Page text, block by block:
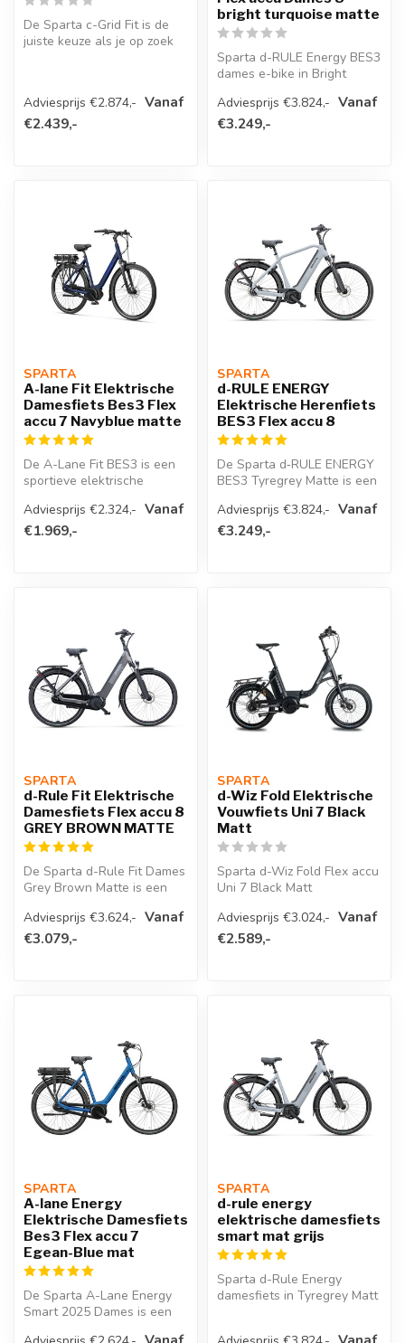
De Sparta c-Grid Fit is de
juiste keuze als je op zoek
Adviesprijs €2.874,- Vanaf
€2.439,-
bright turquoise matte
Sparta d-RULE Energy BES3
dames e-bike in Bright
Perfo...
Adviesprijs €3.824,- Vanaf
€3.249,-
SPARTA
A-lane Fit Elektrische
Damesfiets Bes3 Flex
accu 7 Navyblue matte
De A-Lane Fit BES3 is een
sportieve elektrische
Smart Syste...
Adviesprijs €2.324,- Vanaf
€1.969,-
SPARTA
d-RULE ENERGY
Elektrische Herenfiets
BES3 Flex accu 8
De Sparta d‑RULE ENERGY
BES3 Tyregrey Matte is een
Adviesprijs €3.824,- Vanaf
€3.249,-
SPARTA
d-Rule Fit Elektrische
Damesfiets Flex accu 8
GREY BROWN MATTE
De Sparta d-Rule Fit Dames
Grey Brown Matte is een
A...
Adviesprijs €3.624,- Vanaf
€3.079,-
SPARTA
d-Wiz Fold Elektrische
Vouwfiets Uni 7 Black
Matt
Sparta d-Wiz Fold Flex accu
Uni 7 Black Matt
Adviesprijs €3.024,- Vanaf
€2.589,-
SPARTA
A-lane Energy
Elektrische Damesfiets
Bes3 Flex accu 7
Egean-Blue mat
De Sparta A-Lane Energy
Smart 2025 Dames is een
SPARTA
d-rule energy
elektrische damesfiets
smart mat grijs
Sparta d-Rule Energy
damesfiets in Tyregrey Matt